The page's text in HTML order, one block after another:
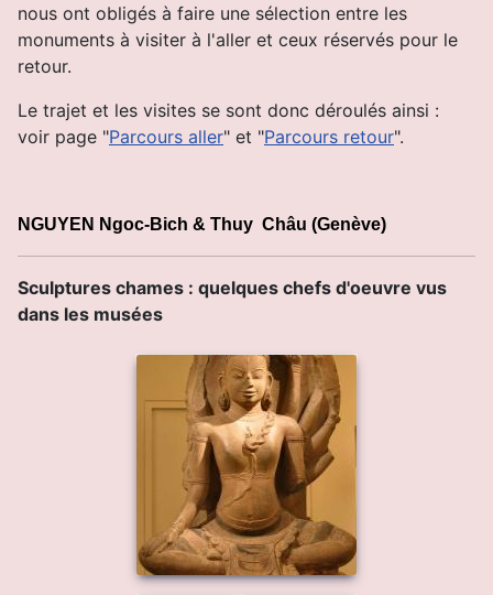
nous ont obligés à faire une sélection entre les
monuments à visiter à l'aller et ceux réservés pour le
retour.
Le trajet et les visites se sont donc déroulés ainsi :
voir page "Parcours aller" et "Parcours retour".
NGUYEN Ngoc-Bich & Thuy Châu (Genève)
Sculptures chames : quelques chefs d'oeuvre vus
dans les musées